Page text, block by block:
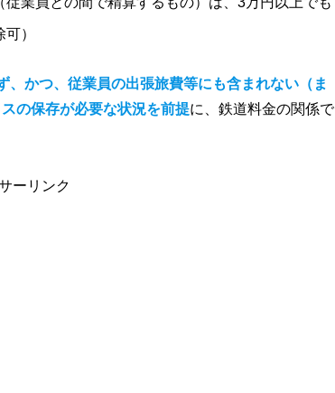
）
、かつ、従業員の出張旅費等にも含まれない（ま
の保存が必要な状況を前提に、鉄道料金の関係で
ーリンク